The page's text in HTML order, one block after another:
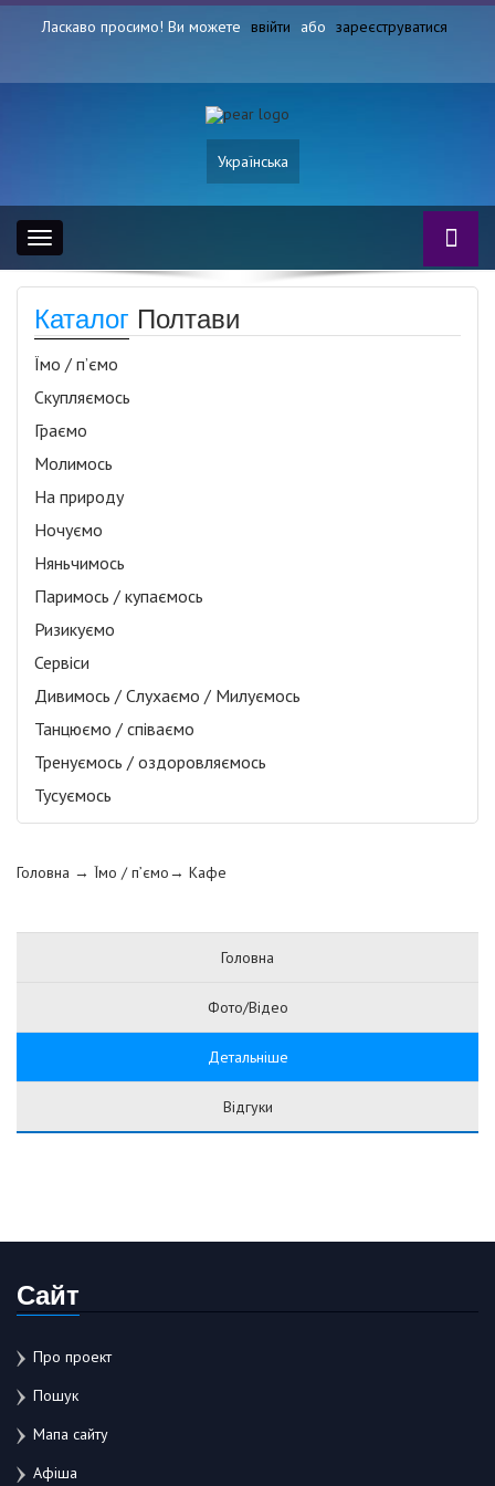
Ласкаво просимо! Ви можете ввійти або зареєструватися
Українська
Toggle
navigation
Каталог Полтави
Їмо / п’ємо
Скупляємось
Граємо
Молимось
На природу
Ночуємо
Няньчимось
Паримось / купаємось
Ризикуємо
Сервіси
Дивимось / Слухаємо / Милуємось
Танцюємо / співаємо
Тренуємось / оздоровляємось
Тусуємось
Головна → Їмо / п’ємо→ Кафе
Головна
Фото/Відео
Детальніше
Відгуки
Сайт
Про проект
Пошук
Мапа сайту
Афіша